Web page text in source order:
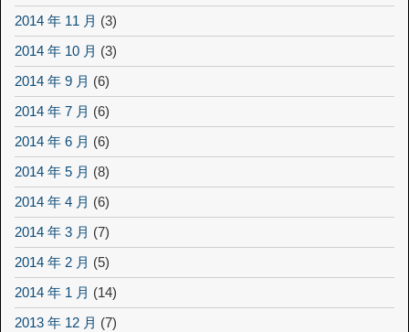
2014 年 11 月 (3)
2014 年 10 月 (3)
2014 年 9 月 (6)
2014 年 7 月 (6)
2014 年 6 月 (6)
2014 年 5 月 (8)
2014 年 4 月 (6)
2014 年 3 月 (7)
2014 年 2 月 (5)
2014 年 1 月 (14)
2013 年 12 月 (7)